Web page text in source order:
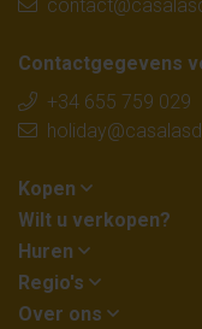
Contactgegevens
+34 655 759 029
Kopen
Wilt u verkopen?
Huren
Regio's
Over ons